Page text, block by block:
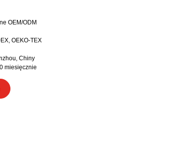
OEM/ODM
OEKO-TEX
Chiny
miesięcznie